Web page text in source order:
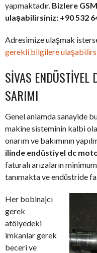
yapmaktadır. Bizlere
ulaşabilirsiniz: +90 532
Adresimize ulaşmak
gerekli bilgilere
SIVAS ENDÜSTIYEL
SARIMI
Genel anlamda sanayide
makine sisteminin kalbi
onarım ve bakımının
ilinde endüstiyel dc
faturalı arızaların
tanımakta ve endüstride
Her bobinajcı
gerek
atölyedeki
imkanlar gerek
beceri ve